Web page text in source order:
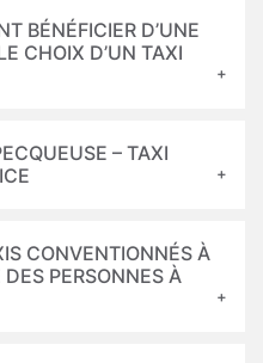
BÉNÉFICIER D’UNE
CHOIX D’UN TAXI
– TAXI
CONVENTIONNÉS À
PERSONNES À